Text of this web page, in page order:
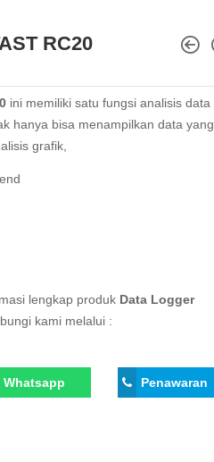
RC20
ini memiliki satu fungsi analisis data
hanya bisa menampilkan data yang
grafik,
lengkap produk Data Logger
kami melalui :
Whatsapp Penawaran